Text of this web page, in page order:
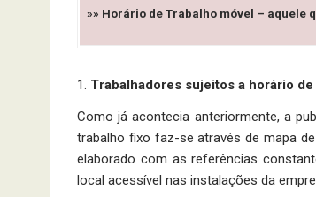
»» Horário de Trabalho móvel – aquele
Trabalhadores sujeitos a horário
Como já acontecia anteriormente, a
tra­balho fixo faz-se através de mapa
elaborado com as referências
local acessível nas instalações da